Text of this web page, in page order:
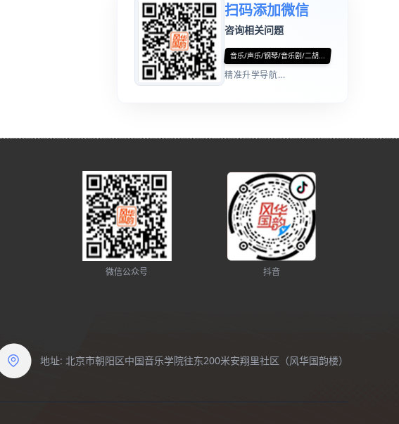
扫码添加微信
咨询相关问题
音乐/声乐/钢琴/音乐剧/二胡...
精准升学导航...
微信公众号 抖音
地址: 北京市朝阳区中国音乐学院往东200米安翔里社区（风华国韵楼）